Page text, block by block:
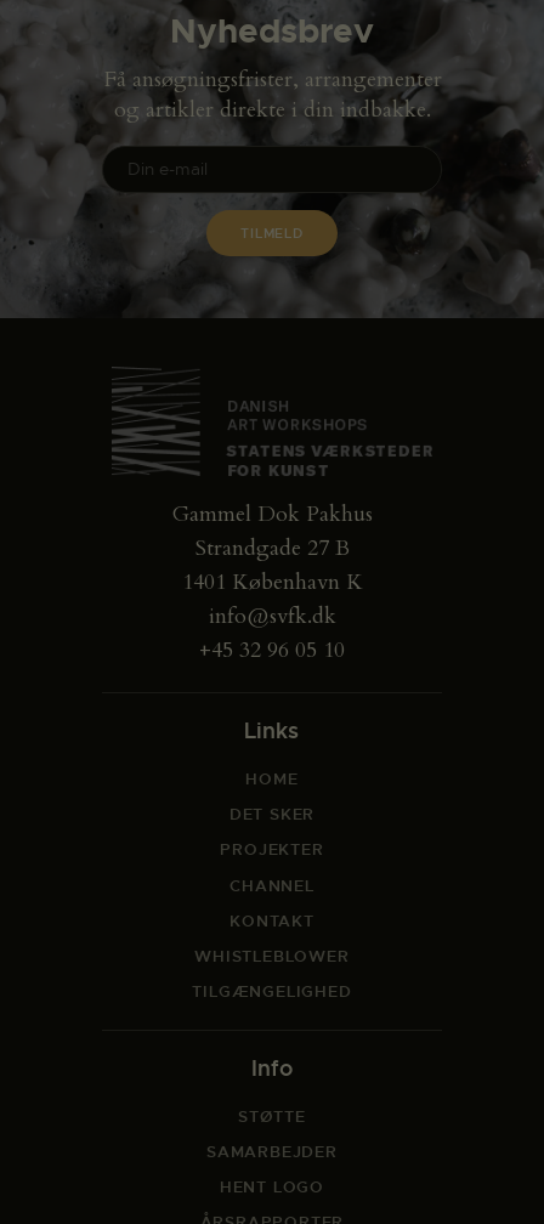
Nyhedsbrev
Få ansøgningsfrister, arrangementer
og artikler direkte i din indbakke.
Gammel Dok Pakhus
Strandgade 27 B
1401 København K
info@svfk.dk
+45 32 96 05 10
Links
HOME
DET SKER
PROJEKTER
CHANNEL
KONTAKT
WHISTLEBLOWER
TILGÆNGELIGHED
Info
STØTTE
SAMARBEJDER
HENT LOGO